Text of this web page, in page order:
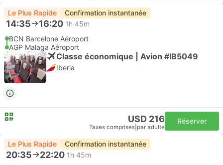
Le Plus Rapide Confirmation instantanée
14:35 16:20 1h 45m
BCN Barcelone Aéroport
AGP Malaga Aéroport
Classe économique | Avion #IB5049
Iberia
USD 216
Taxes comprises par adulte
Réserver
Le Plus Rapide Confirmation instantanée
20:35 22:20 1h 45m